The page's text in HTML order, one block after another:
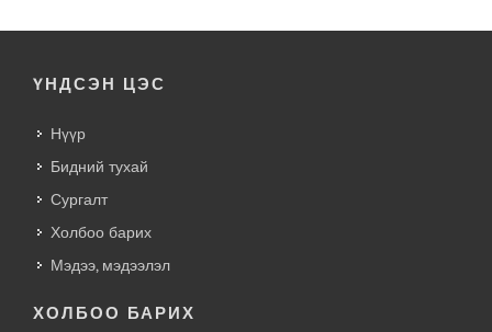
ҮНДСЭН ЦЭС
Нүүр
Бидний тухай
Сургалт
Холбоо барих
Мэдээ, мэдээлэл
ХОЛБОО БАРИХ